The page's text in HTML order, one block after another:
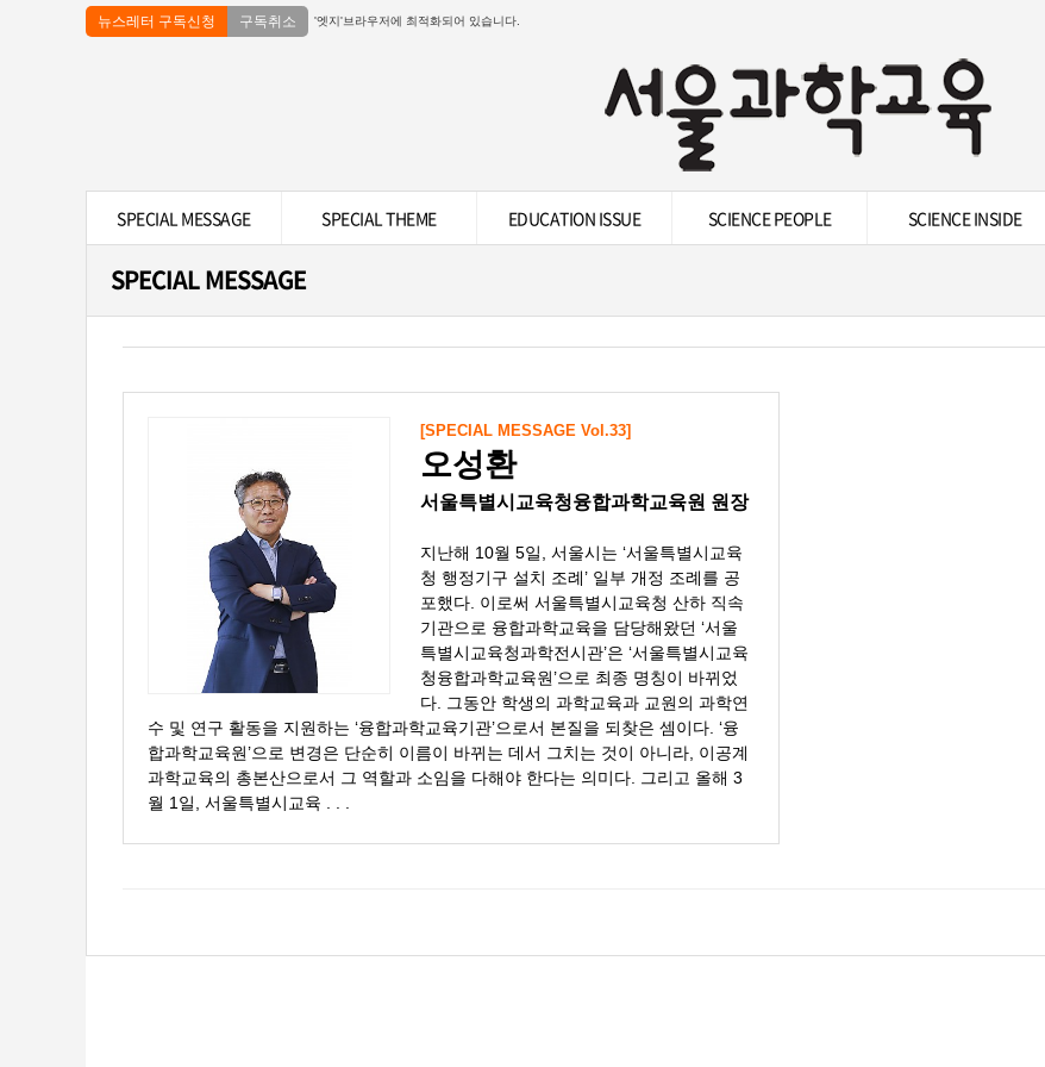
뉴스레터 구독신청 구독취소 '엣지'브라우저에 최적화되어 있습니다.
SPECIAL MESSAGE SPECIAL THEME EDUCATION ISSUE SCIENCE PEOPLE SCIENCE INSIDE
SPECIAL MESSAGE
[SPECIAL MESSAGE Vol.33]
오성환
서울특별시교육청융합과학교육원 원장
지난해 10월 5일, 서울시는 ‘서울특별시교육
청 행정기구 설치 조례’ 일부 개정 조례를 공
포했다. 이로써 서울특별시교육청 산하 직속
기관으로 융합과학교육을 담당해왔던 ‘서울
특별시교육청과학전시관’은 ‘서울특별시교육
청융합과학교육원’으로 최종 명칭이 바뀌었
다. 그동안 학생의 과학교육과 교원의 과학연
수 및 연구 활동을 지원하는 ‘융합과학교육기관’으로서 본질을 되찾은 셈이다. ‘융
합과학교육원’으로 변경은 단순히 이름이 바뀌는 데서 그치는 것이 아니라, 이공계
과학교육의 총본산으로서 그 역할과 소임을 다해야 한다는 의미다. 그리고 올해 3
월 1일, 서울특별시교육 . . .